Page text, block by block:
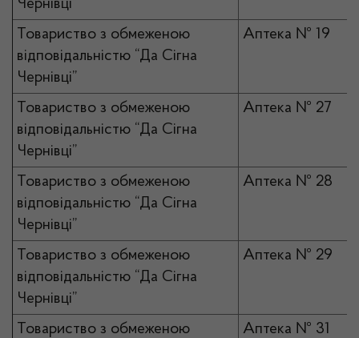
Чернівці”
Товариство з обмеженою
відповідальністю “Да Сігна
Чернівці”
Аптека № 19
Товариство з обмеженою
відповідальністю “Да Сігна
Чернівці”
Аптека № 27
Товариство з обмеженою
відповідальністю “Да Сігна
Чернівці”
Аптека № 28
Товариство з обмеженою
відповідальністю “Да Сігна
Чернівці”
Аптека № 29
Товариство з обмеженою
Аптека № 31